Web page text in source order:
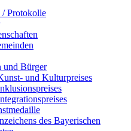
/ Protokolle
und Bürger
und Kulturpreises
des Bayerischen